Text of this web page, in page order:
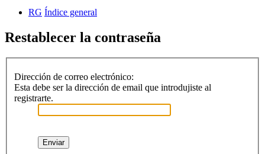
RG Índice general
Restablecer la contraseña
Dirección de correo electrónico:
Esta debe ser la dirección de email que introdujiste al
registrarte.